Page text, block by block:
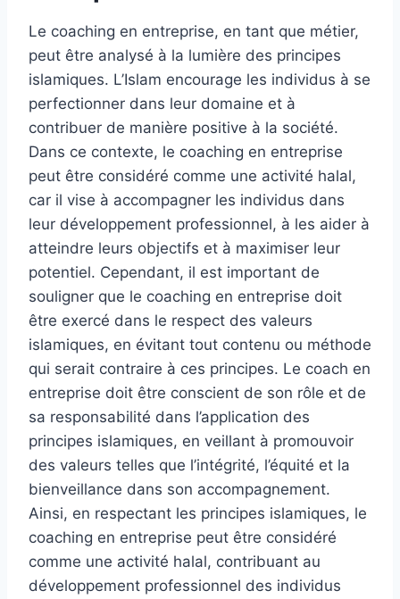
Le coaching en entreprise, en tant que métier,
peut être analysé à la lumière des principes
islamiques. L’Islam encourage les individus à se
perfectionner dans leur domaine et à
contribuer de manière positive à la société.
Dans ce contexte, le coaching en entreprise
peut être considéré comme une activité halal,
car il vise à accompagner les individus dans
leur développement professionnel, à les aider à
atteindre leurs objectifs et à maximiser leur
potentiel. Cependant, il est important de
souligner que le coaching en entreprise doit
être exercé dans le respect des valeurs
islamiques, en évitant tout contenu ou méthode
qui serait contraire à ces principes. Le coach en
entreprise doit être conscient de son rôle et de
sa responsabilité dans l’application des
principes islamiques, en veillant à promouvoir
des valeurs telles que l’intégrité, l’équité et la
bienveillance dans son accompagnement.
Ainsi, en respectant les principes islamiques, le
coaching en entreprise peut être considéré
comme une activité halal, contribuant au
développement professionnel des individus